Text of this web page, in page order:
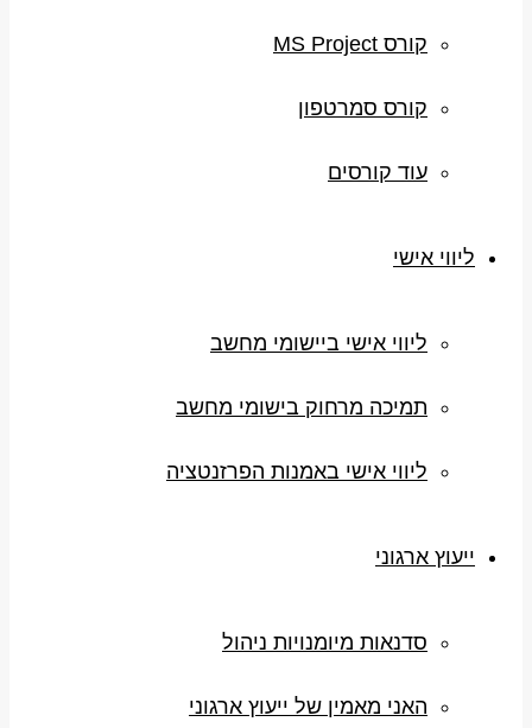
קורס MS Project
קורס סמרטפון
עוד קורסים
ליווי אישי
ליווי אישי ביישומי מחשב
תמיכה מרחוק בישומי מחשב
ליווי אישי באמנות הפרזנטציה
ייעוץ ארגוני
סדנאות מיומנויות ניהול
האני מאמין של ייעוץ ארגוני